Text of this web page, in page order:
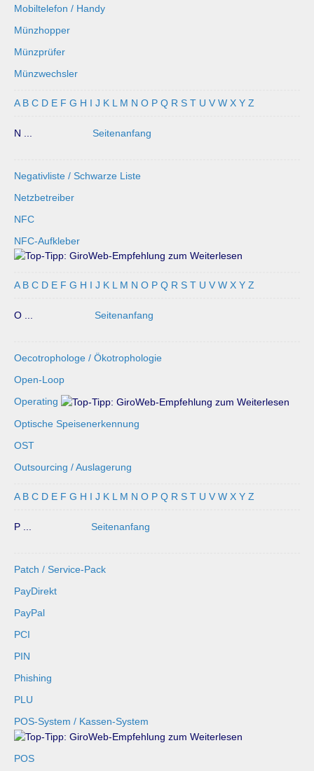
Mobiltelefon / Handy
Münzhopper
Münzprüfer
Münzwechsler
A B C D E F G H I J K L M N O P Q R S T U V W X Y Z
N ... Seitenanfang
Negativliste / Schwarze Liste
Netzbetreiber
NFC
NFC-Aufkleber
A B C D E F G H I J K L M N O P Q R S T U V W X Y Z
O ... Seitenanfang
Oecotrophologe / Ökotrophologie
Open-Loop
Operating
Optische Speisenerkennung
OST
Outsourcing / Auslagerung
A B C D E F G H I J K L M N O P Q R S T U V W X Y Z
P ... Seitenanfang
Patch / Service-Pack
PayDirekt
PayPal
PCI
PIN
Phishing
PLU
POS-System / Kassen-System
POS